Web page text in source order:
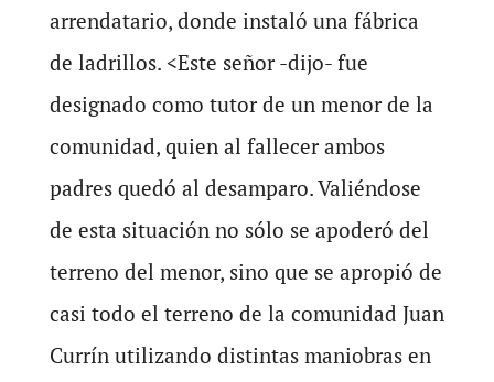
arrendatario, donde instaló una fábrica
de ladrillos. <Este señor -dijo- fue
designado como tutor de un menor de la
comunidad, quien al fallecer ambos
padres quedó al desamparo. Valiéndose
de esta situación no sólo se apoderó del
terreno del menor, sino que se apropió de
casi todo el terreno de la comunidad Juan
Currín utilizando distintas maniobras en